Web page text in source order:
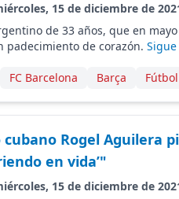
15 de diciembre de
de 33 años, que en
padecimiento de corazón.
FC Barcelona Barça
cubano Rogel Aguilera
en vida’"
15 de diciembre de